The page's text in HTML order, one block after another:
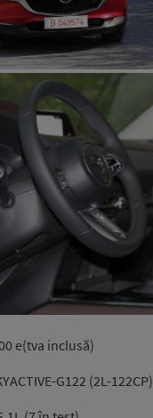
e(tva inclusă)
G122 (2L-122CP)